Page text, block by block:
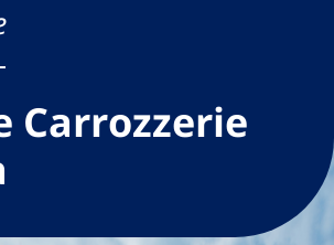
Carrozzerie